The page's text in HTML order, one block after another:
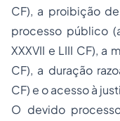
CF), a proibição
processo público
XXXVII e LIII CF), a
CF), a duração
CF) e o acesso à
O devido